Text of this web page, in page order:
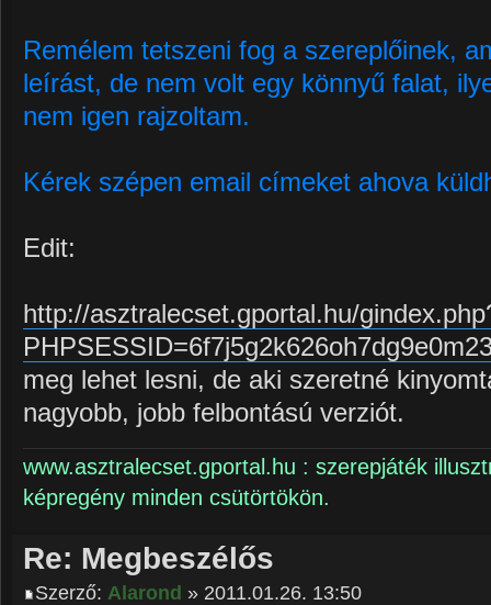
Remélem tetszeni fog a szereplőinek,
leírást, de nem volt egy könnyű falat,
nem igen rajzoltam.
Kérek szépen email címeket ahova
Edit:
http://asztralecset.gportal.hu/
meg lehet lesni, de aki szeretné
nagyobb, jobb felbontású verziót.
www.asztralecset.gportal.hu : szerepjáték
képregény minden csütörtökön.
Re: Megbeszélős
Szerző: Alarond » 2011.01.26. 13:50